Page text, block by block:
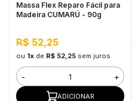
Massa Flex Reparo Fácil para
Madeira CUMARÚ - 90g
R$ 52,25
ou 1xde R$ 52,25 sem juros
- +
ADICIONAR